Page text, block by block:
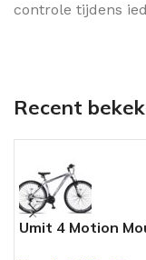
controle tijdens
Recent
Umit 4 Motion